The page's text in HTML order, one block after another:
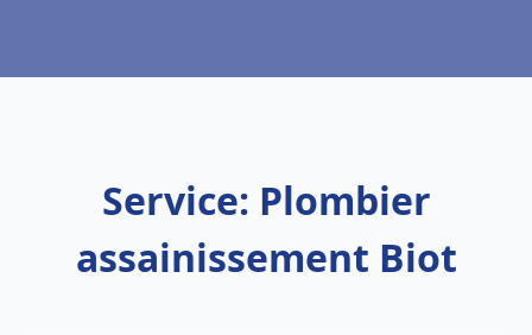
Service: Plombier
assainissement Biot